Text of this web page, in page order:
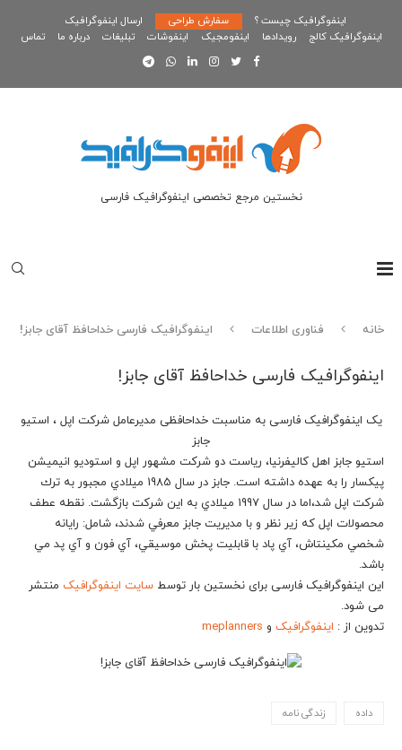
اینفوگرافیک چیست ؟ سفارش طراحی
ارسال اینفوگرافیک
اینفوگرافیک کالج
رویدادها اینفومجیک اینفوشات تبلیغات درباره ما تماس
نخستین مرجع تخصصی اینفوگرافیک فارسی
خانه فناوری اطلاعات اینفوگرافیک فارسی خداحافظ آقای جابز!
اینفوگرافیک فارسی خداحافظ آقای جابز!
یک اینفوگرافیک فارسی به مناسبت خداحافظی مدیرعامل شرکت اپل ، استیو
جابز
استيو جابز اهل كاليفرنيا، رياست دو شركت مشهور اپل و استوديو انيميشن
پيكسار را به عهده داشته است. جابز در سال 1985 ميلادي مجبور به ترك
شركت اپل شد،اما در سال 1997 ميلادي به اين شركت بازگشت. نقطه عطف
محصولات اپل كه زير نظر و با مديريت جابز معرفي شدند، شامل: رايانه
شخصي مكينتاش، آي پاد با قابليت پخش موسيقي، آي فون و آي پد مي
باشد.
این اینفوگرافیک فارسی برای نخستین بار توسط سایت اینفوگرافیک منتشر
می شود.
تدوین از : اینفوگرافیک و meplanners
داده زندگی نامه